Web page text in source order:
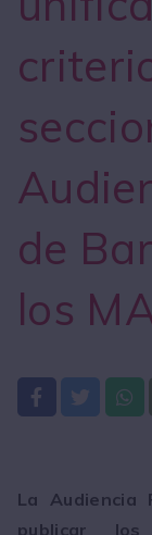
de
los
La Audiencia
publicar